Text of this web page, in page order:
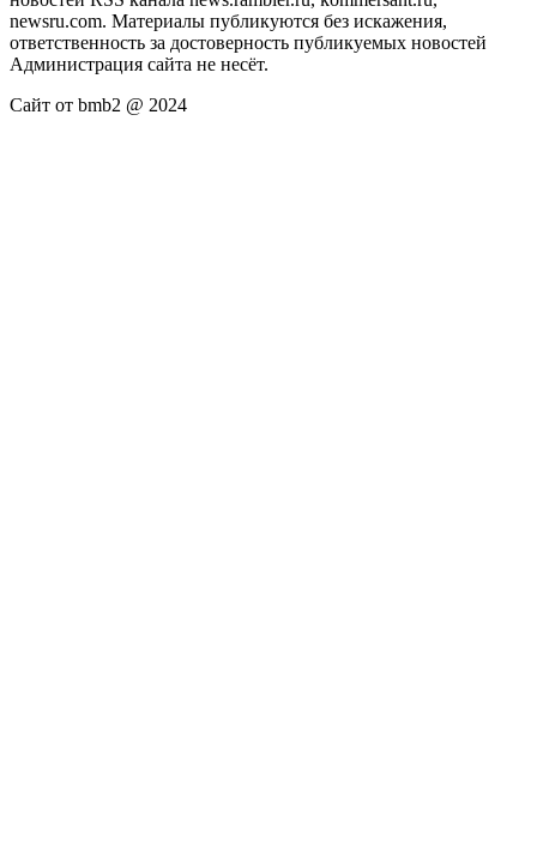
newsru.com. Материалы публикуются без искажения,
ответственность за достоверность публикуемых новостей
Администрация сайта не несёт.
Сайт от bmb2 @ 2024